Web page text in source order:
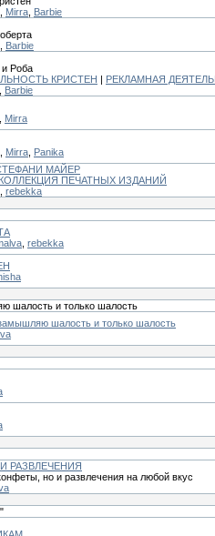
Mirra Barbie
Barbie
и Роба
КРИСТЕН | РЕКЛАМНАЯ
Barbie
Mirra
Mirra Panika
МАЙЕР
КОЛЛЕКЦИЯ ПЕЧАТНЫХ ИЗДАНИЙ
rebekka
rebekka
шалость и только шалость
шалость и только шалость
РАЗВЛЕЧЕНИЯ
но и развлечения на любой вкус